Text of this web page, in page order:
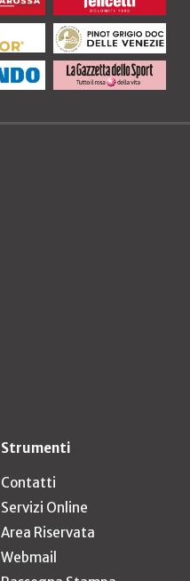
Strumenti
Contatti
Servizi Online
Area Riservata
Webmail